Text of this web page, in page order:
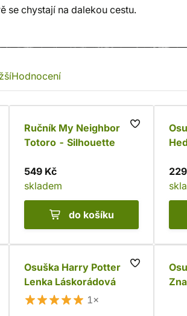
se chystají na dalekou cestu.
Hodnocení
Ručník My Neighbor
Totoro - Silhouette
549 Kč
skladem
do košíku
Osuška Harry Potter -
Lenka Láskorádová
1×